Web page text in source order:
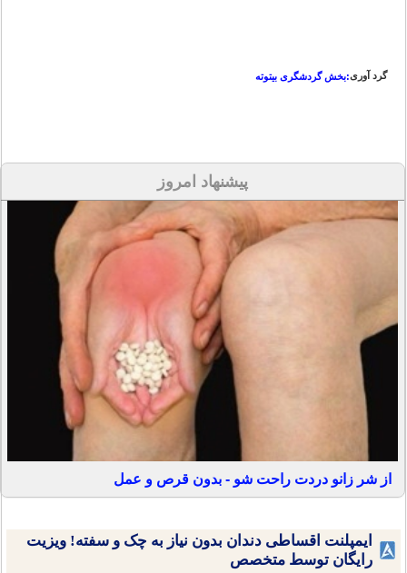
گرد آوری:بخش گردشگری بیتوته
پیشنهاد امروز
از شر زانو دردت راحت شو - بدون قرص و عمل
ایمپلنت اقساطی دندان بدون نیاز به چک و سفته! ویزیت
رایگان توسط متخصص